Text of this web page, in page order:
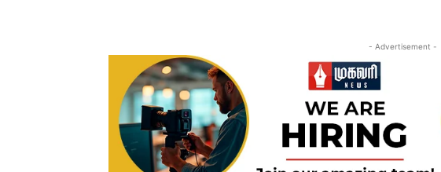
- Advertisement -